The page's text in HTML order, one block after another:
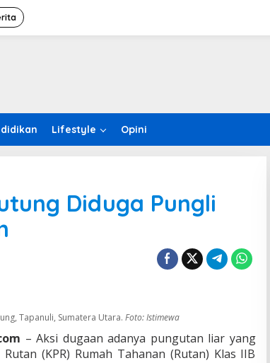
Lifestyle Opini
Diduga Pungli
Tapanuli, Sumatera Utara.Foto: Istimewa
– Aksi dugaan adanya pungutan liar yang
(KPR) Rumah Tahanan (Rutan) Klas IIB